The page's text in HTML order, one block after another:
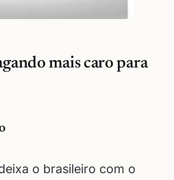
mais caro para
o brasileiro com o